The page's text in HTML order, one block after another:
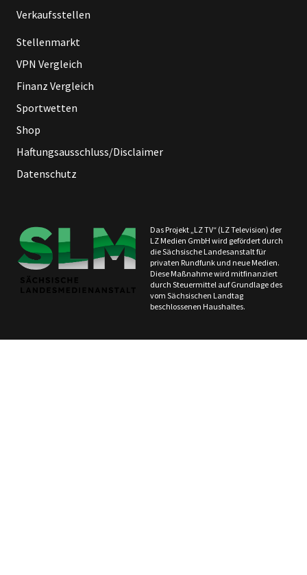
Verkaufsstellen
Stellenmarkt
VPN Vergleich
Finanz Vergleich
Sportwetten
Shop
Haftungsausschluss/Disclaimer
Datenschutz
Das Projekt „LZ TV“ (LZ Television) der
LZ Medien GmbH wird gefördert durch
die Sächsische Landesanstalt für
privaten Rundfunk und neue Medien.
Diese Maßnahme wird mitfinanziert
durch Steuermittel auf Grundlage des
vom Sächsischen Landtag
beschlossenen Haushaltes.